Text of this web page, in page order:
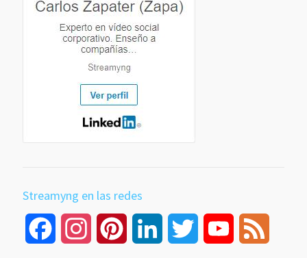
Streamyng en las redes
Facebook InstagramPinterest LinkedIn Twitter YouTube